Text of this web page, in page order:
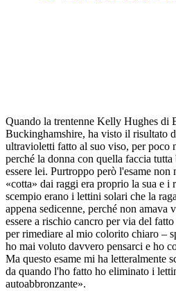
Quando la trentenne Kelly Hughes di
Buckinghamshire, ha visto il risultato
ultravioletti fatto al suo viso, per poco
perché la donna con quella faccia
essere lei. Purtroppo però l'esame
«cotta» dai raggi era proprio la sua e i
scempio erano i lettini solari che la
appena sedicenne, perché non amava
essere a rischio cancro per via del
per rimediare al mio colorito chiaro –
ho mai voluto davvero pensarci e ho
Ma questo esame mi ha letteralmente
da quando l'ho fatto ho eliminato i
autoabbronzante».